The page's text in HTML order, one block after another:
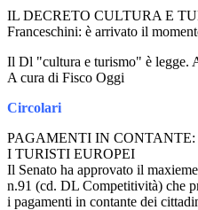
IL DECRETO CULTURA E
Franceschini: è arrivato il
Il Dl "cultura e turismo" è legge.
A cura di Fisco Oggi
Circolari
PAGAMENTI IN
I TURISTI EUROPEI
Il Senato ha approvato il
n.91 (cd. DL Competitività) che
i pagamenti in contante dei